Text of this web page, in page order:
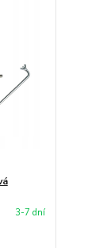
3-7 dní